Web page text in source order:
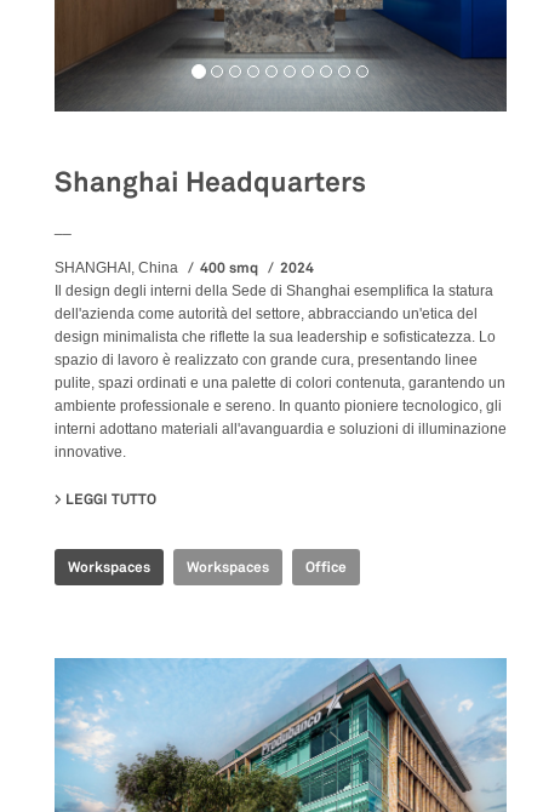
Shanghai Headquarters
SHANGHAI, China 400 smq 2024
Il design degli interni della Sede di Shanghai esemplifica la statura
dell'azienda come autorità del settore, abbracciando un'etica del
design minimalista che riflette la sua leadership e sofisticatezza. Lo
spazio di lavoro è realizzato con grande cura, presentando linee
pulite, spazi ordinati e una palette di colori contenuta, garantendo un
ambiente professionale e sereno. In quanto pioniere tecnologico, gli
interni adottano materiali all'avanguardia e soluzioni di illuminazione
innovative.
LEGGI TUTTO
Workspaces Workspaces Office